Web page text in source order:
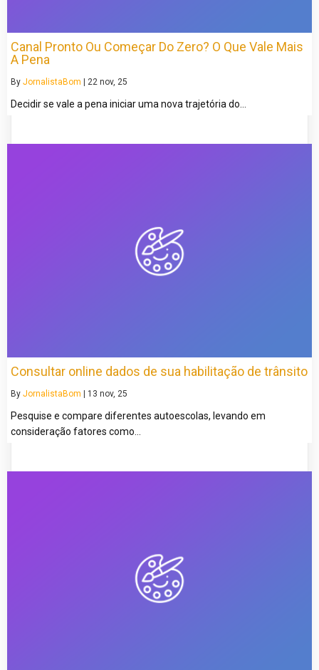
Canal Pronto Ou Começar Do Zero? O Que Vale Mais
A Pena
By JornalistaBom 22 nov, 25
Decidir se vale a pena iniciar uma nova trajetória do…
Consultar online dados de sua habilitação de trânsito
By JornalistaBom | 13 nov, 25
Pesquise e compare diferentes autoescolas, levando em
consideração fatores como…